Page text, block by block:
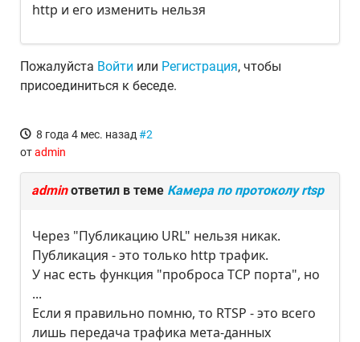
http и его изменить нельзя
Пожалуйста Войти или Регистрация, чтобы
присоединиться к беседе.
8 года 4 мес. назад #2
отadmin
adminответил в теме Камера по протоколу rtsp
Через "Публикацию URL" нельзя никак.
Публикация - это только http трафик.
У нас есть функция "проброса TCP порта", но
...
Если я правильно помню, то RTSP - это всего
лишь передача трафика мета-данных